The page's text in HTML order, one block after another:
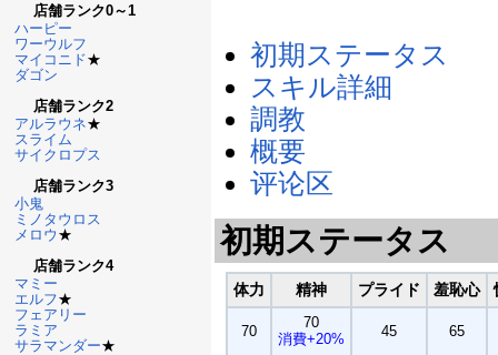
初期ステータス
スキル詳細
調教
概要
评论区
初期ステータス
体力 精神 プライド 羞恥心
70
70
消費+20%
45 65
店舗ランク0～1
ハーピー
ワーウルフ
マイコニド★
ダゴン
店舗ランク2
アルラウネ★
スライム
サイクロプス
店舗ランク3
小鬼
ミノタウロス
メロウ ★
店舗ランク4
マミー
エルフ★
フェアリー
ラミア
サラマンダー★